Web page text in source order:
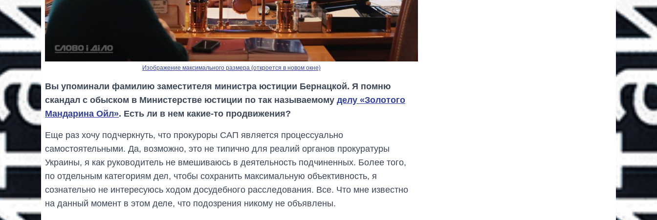
Изображение максимального размера (откроется в новом окне)
Вы упоминали фамилию заместителя министра юстиции Бернацкой. Я помню
скандал с обыском в Министерстве юстиции по так называемому делу «Золотого
Мандарина Ойл». Есть ли в нем какие-то продвижения?
Еще раз хочу подчеркнуть, что прокуроры САП является процессуально
самостоятельными. Да, возможно, это не типично для реалий органов прокуратуры
Украины, я как руководитель не вмешиваюсь в деятельность подчиненных. Более того,
по отдельным категориям дел, чтобы сохранить максимальную объективность, я
сознательно не интересуюсь ходом досудебного расследования. Все. Что мне известно
на данный момент в этом деле, что подозрения никому не объявлены.